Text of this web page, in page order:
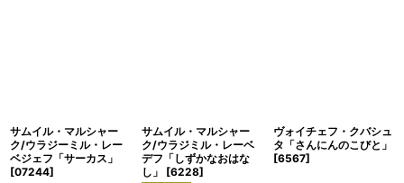
サムイル・マルシャー
ク/ウラジーミル・レー
ベジェフ「サーカス」
[07244]
サムイル・マルシャー
ク/ウラジミル・レーベ
デフ「しずかなおはな
し」
[6228]
ヴォイチェフ・クバシュ
タ「さんにんのこびと」
[6567]